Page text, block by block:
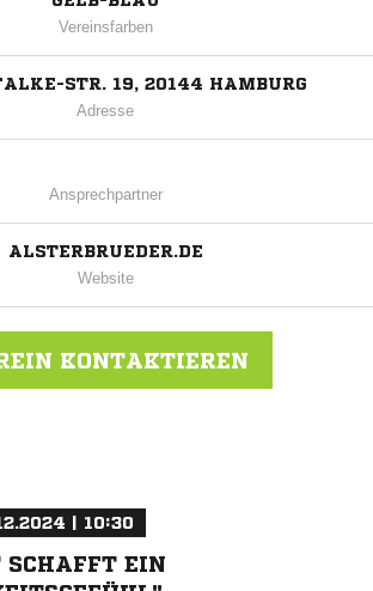
Vereinsfarben
STR. 19, 20144 HAMBURG
Adresse
Ansprechpartner
ALSTERBRUEDER.DE
Website
KONTAKTIEREN
| 10:30
EIN